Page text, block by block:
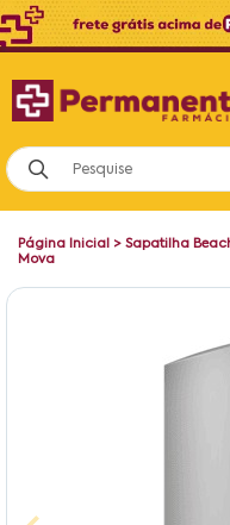
Página Inicial > Sapatilha
Mova